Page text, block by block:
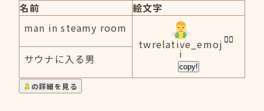
名前
絵文字
man in steamy room
twrelative_emoj
i
copy!
サウナに入る男
の詳細を見る